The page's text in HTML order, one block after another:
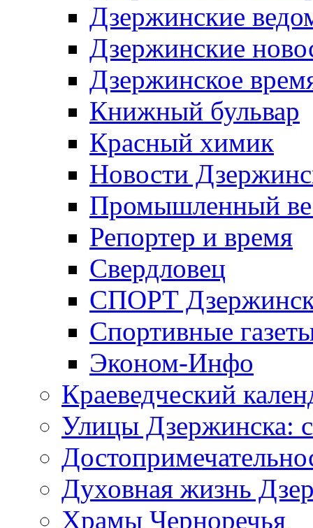
Дзержинские
Дзержинские
Дзержинское
Книжный бульвар
Красный химик
Новости
Промышленный
Репортер и время
Свердловец
СПОРТ
Спортивные
Эконом-Инфо
Краеведческий
Улицы Дзержинска:
Духовная жизнь
Храмы Черноречья